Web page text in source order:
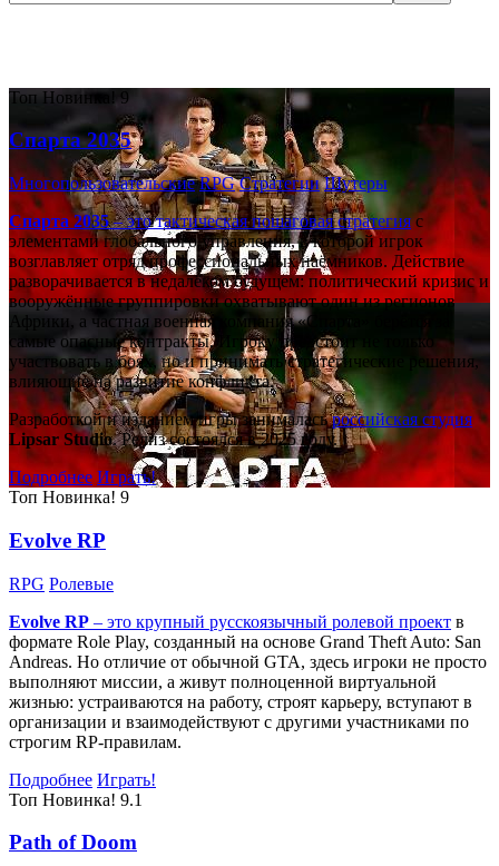
Топ Новинка! 9
Спарта 2035
Многопользовательские RPG Стратегии Шутеры
Спарта 2035– это тактическаяпошаговая стратегияс
элементами глобального управления, в которой игрок
возглавляет отряд профессиональных наёмников. Действие
разворачивается в недалёком будущем: политический кризис и
вооружённые группировки охватывают один из регионов
Африки, а частная военная компания «Спарта» берётся за
самые опасные контракты. Игроку предстоит не только
участвовать в боях, но и принимать стратегические решения,
влияющие на развитие конфликта.
Разработкой и изданием игры занималасьроссийская студия
Lipsar Studio. Релиз состоялся в 2025 году.
Подробнее Играть!
Топ Новинка! 9
Evolve RP
RPG Ролевые
Evolve RP – это крупный русскоязычный ролевой проект в
формате Role Play, созданный на основе Grand Theft Auto: San
Andreas. Но отличие от обычной GTA, здесь игроки не просто
выполняют миссии, а живут полноценной виртуальной
жизнью: устраиваются на работу, строят карьеру, вступают в
организации и взаимодействуют с другими участниками по
строгим RP-правилам.
Подробнее Играть!
Топ Новинка! 9.1
Path of Doom